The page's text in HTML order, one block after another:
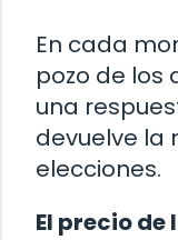
En cada
pozo de los
una
devuelve la
elecciones.
El precio